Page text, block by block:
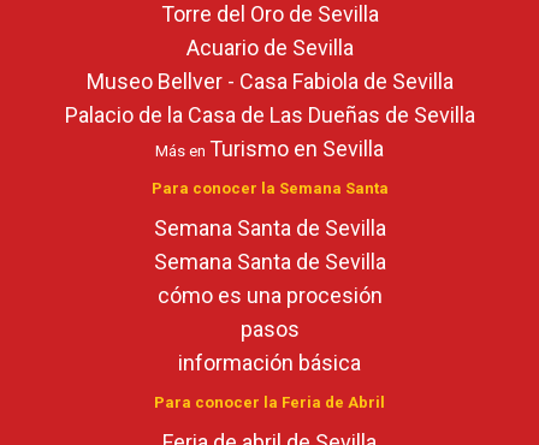
Torre del Oro de Sevilla
Acuario de Sevilla
Museo Bellver - Casa Fabiola de Sevilla
Palacio de la Casa de Las Dueñas de Sevilla
Más en Turismo en Sevilla
Para conocer la Semana Santa
Semana Santa de Sevilla
Semana Santa de Sevilla
cómo es una procesión
pasos
información básica
Para conocer la Feria de Abril